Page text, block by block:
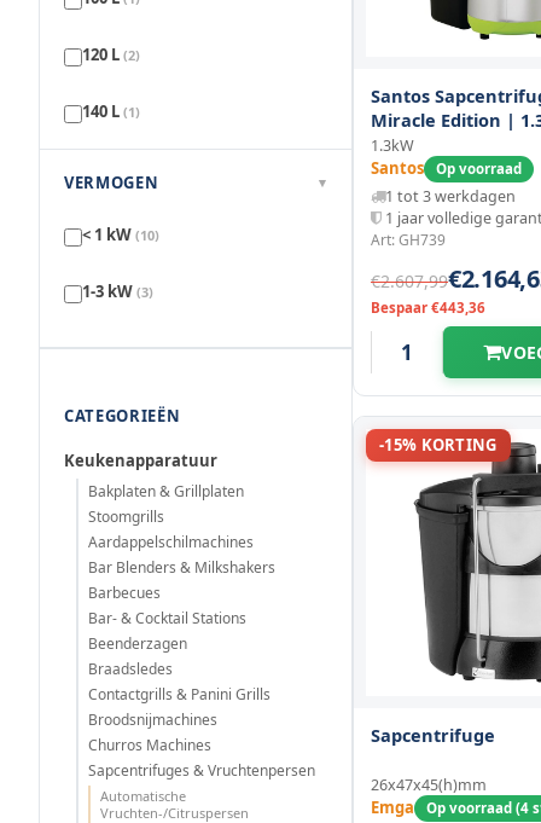
595 mm
606 mm
120 L (2)
140 L (1)
VERMOGEN ▾
< 1 kW (10)
1-3 kW (3)
CATEGORIEËN
Keukenapparatuur
Bakplaten & Grillplaten
Stoomgrills
Aardappelschilmachines
Bar Blenders & Milkshakers
Barbecues
Bar- & Cocktail Stations
Beenderzagen
Braadsledes
Contactgrills & Panini Grills
Broodsnijmachines
Churros Machines
Sapcentrifuges & Vruchtenpersen
Automatische
Vruchten-/Citruspersen
Santos
Miracle Edition |
140l/u |
1.3kW
Santos Op voorraad
1 tot 3 werkdagen
1 jaar volledige
Art: GH739
€2.607,99
Bespaar €443,36
-15% KORTING
Sapcentrifuge
26x47x45(h)mm
Emga Op voorraad (4